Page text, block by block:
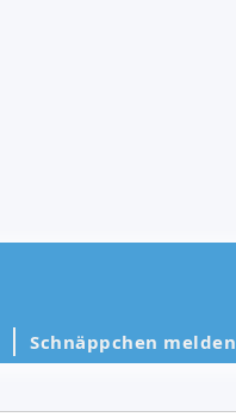
Schnäppchen melden